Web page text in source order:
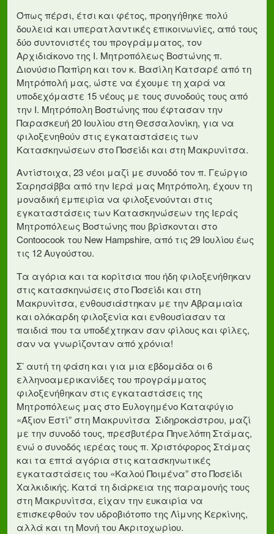
Όπως πέρσι, έτσι και φέτος, προηγήθηκε πολύ
δουλειά και υπερατλαντικές επικοινωνίες, από τους
δύο συντονιστές του προγράμματος, τον
Αρχιδιάκονο της Ι. Μητροπόλεως Βοστώνης π.
Διονύσιο Παπίρη και τον κ. Βασίλη Κατσαρέ από τη
Μητρόπολή μας, ώστε να έχουμε τη χαρά να
υποδεχόμαστε 15 νέους με τους συνοδούς τους από
την Ι. Μητρόπολη Βοστώνης που έφτασαν την
Παρασκευή 20 Ιουλίου στη Θεσσαλονίκη, για να
φιλοξενηθούν στις εγκαταστάσεις των
Κατασκηνώσεων στο Ποσείδι και στη Μακρυνίτσα.
Αντίστοιχα, 23 νέοι μαζί με συνοδό τον π. Γεώργιο
Σαρησάββα από την Ιερά μας Μητρόπολη, έχουν τη
μοναδική εμπειρία να φιλοξενούνται στις
εγκαταστάσεις των Κατασκηνώσεων της Ιεράς
Μητροπόλεως Βοστώνης που βρίσκονται στο
Contoocook του New Hampshire, από τις 29 Ιουλίου έως
τις 12 Αυγούστου.
Τα αγόρια και τα κορίτσια που ήδη φιλοξενήθηκαν
στις κατασκηνώσεις στο Ποσείδι και στη
Μακρυνίτσα, ενθουσιάστηκαν με την Αβραμιαία
και ολόκαρδη φιλοξενία και ενθουσίασαν τα
παιδιά που τα υποδέχτηκαν σαν φίλους και φίλες,
σαν να γνωρίζονταν από χρόνια!
Σ’ αυτή τη φάση και για μια εβδομάδα οι 6
ελληνοαμερικανίδες του προγράμματος
φιλοξενήθηκαν στις εγκαταστάσεις της
Μητροπόλεως μας στο Ευλογημένο Καταφύγιο
«Άξιον Εστί” στη Μακρυνίτσα Σιδηροκάστρου, μαζί
με την συνοδό τους, πρεσβυτέρα Πηνελόπη Στάμας,
ενώ ο συνοδός ιερέας τους π. Χριστόφορος Στάμας
και τα επτά αγόρια στις κατασκηνωτικές
εγκαταστάσεις του «Καλού Ποιμένα” στο Ποσείδι
Χαλκιδικής. Κατά τη διάρκεια της παραμονής τους
στη Μακρυνίτσα, είχαν την ευκαιρία να
επισκεφθούν τον υδροβιότοπο της Λίμνης Κερκίνης,
αλλά και τη Μονή του Ακριτοχωρίου.